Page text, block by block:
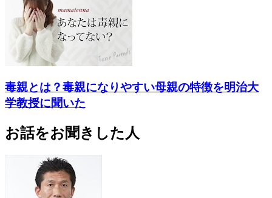
毒親とは？毒親になりやすい母親の特徴を明治大
学教授に聞いた
お話をお聞きした人